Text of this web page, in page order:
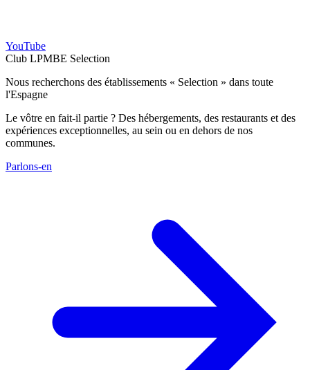
YouTube
Club LPMBE Selection
Nous recherchons des établissements « Selection » dans toute
l'Espagne
Le vôtre en fait-il partie ? Des hébergements, des restaurants et des
expériences exceptionnelles, au sein ou en dehors de nos
communes.
Parlons-en